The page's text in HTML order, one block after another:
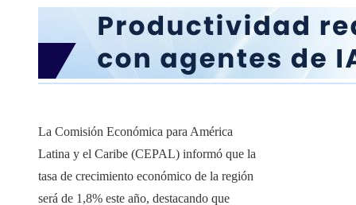
La Comisión Económica para América
Latina y el Caribe (CEPAL) informó que la
tasa de crecimiento económico de la región
será de 1,8% este año, destacando que